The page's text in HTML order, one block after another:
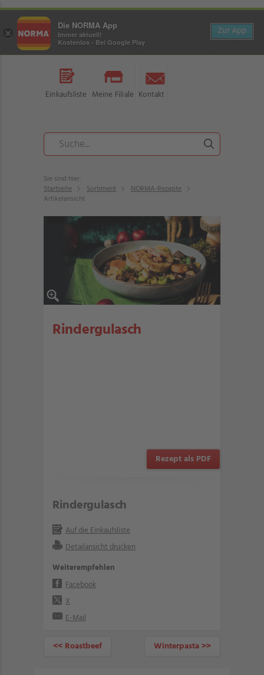
Einkaufsliste Meine Filiale Kontakt
Sie sind hier:
Startseite
Sortiment
NORMA-Rezepte
Artikelansicht
Rindergulasch
Rezept als PDF
Rindergulasch
Auf die Einkaufsliste
Detailansicht drucken
Weiterempfehlen
Facebook
X
E-Mail
<< Roastbeef Winterpasta >>
×
Die NORMA App
Immer aktuell!
Kostenlos - Bei Google Play
Zur App